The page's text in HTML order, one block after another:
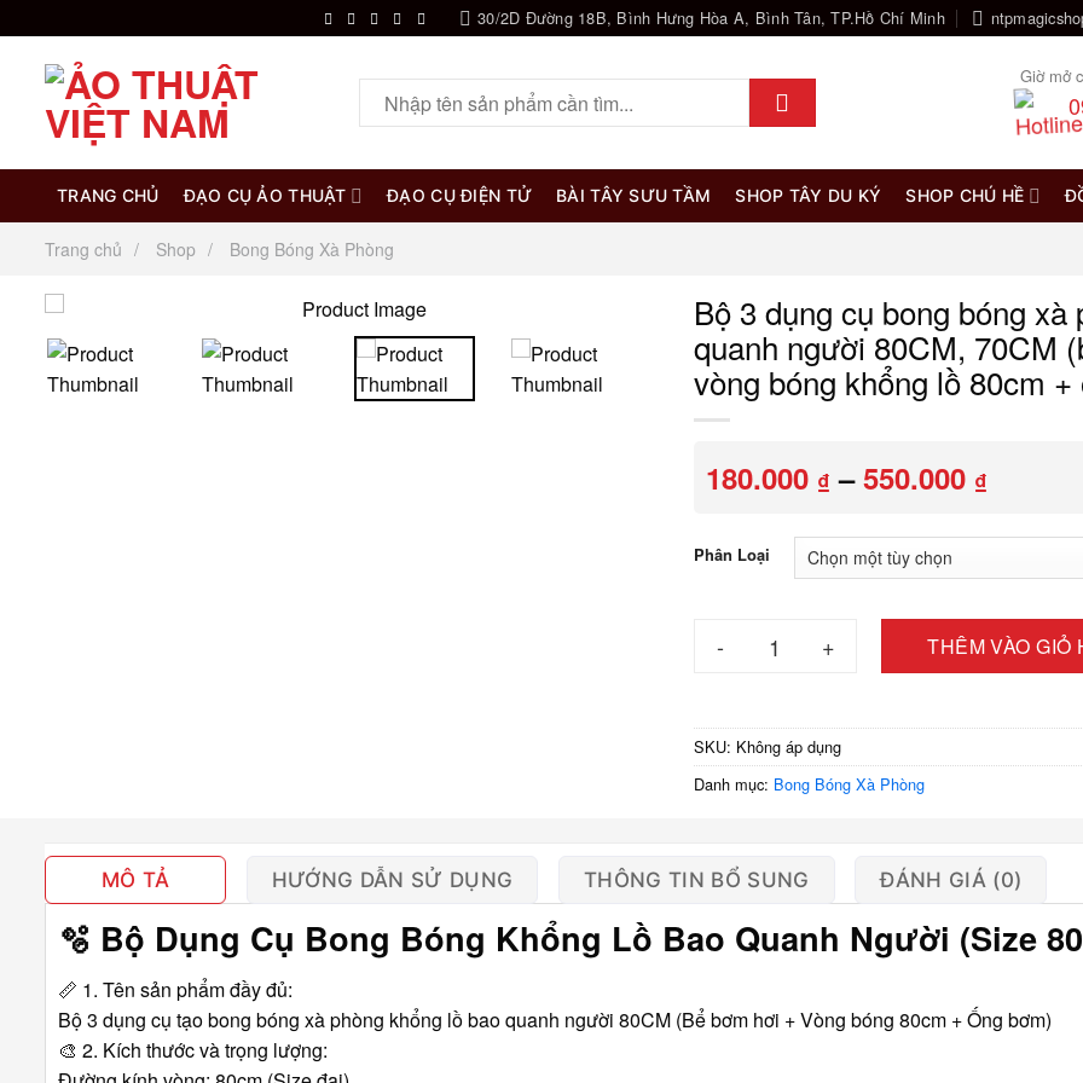
đến
30/2D Đường 18B, Bình Hưng Hòa A, Bình Tân, TP.Hồ Chí Minh
kiếm:
Giờ mở
TRANG CHỦ ĐẠO CỤ ẢO THUẬT ĐẠO CỤ ĐIỆN TỬ BÀI TÂY SƯU TẦM SHOP TÂY DU KÝ SHOP CHÚ HỀ
Trang chủ Shop Bong Bóng Xà Phòng
Bộ 3 dụng cụ bong bóng xà
quanh người 80CM, 70CM
vòng bóng khổng lồ 80cm
180.000 ₫ – 550.000 ₫Khoảng
giá:
đến
Phân Loại
Bộ 3 dụng cụ bong bóng xà phòng khổng lồ
THÊM VÀO GIỎ
SKU: Không áp dụng
Danh mục: Bong Bóng Xà Phòng
MÔ TẢ HƯỚNG DẪN SỬ DỤNG THÔNG TIN BỔ SUNG ĐÁNH GIÁ (0)
🫧 Bộ Dụng Cụ Bong Bóng Khổng Lồ Bao Quanh Người (Size
📏 1. Tên sản phẩm đầy đủ:
Bộ 3 dụng cụ tạo bong bóng xà phòng khổng lồ bao quanh người 80CM (Bể bơm hơi + Vòng bóng 80cm + Ống bơm)
🎨 2. Kích thước và trọng lượng: